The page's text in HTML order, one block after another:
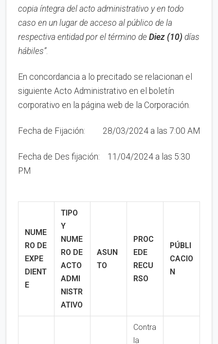
copia íntegra del acto administrativo y en todo
caso en un lugar de acceso al público de la
respectiva entidad por el término de Diez (10) días
hábiles”.
En concordancia a lo precitado se relacionan el
siguiente Acto Administrativo en el boletín
corporativo en la página web de la Corporación.
Fecha de Fijación: 28/03/2024 a las 7:00 AM
Fecha de Des fijación: 11/04/2024 a las 5:30
PM
NUME
RO DE
EXPE
DIENT
E
TIPO
Y
NUME
RO DE
ACTO
ADMI
NISTR
ATIVO
ASUN
TO
PROC
EDE
RECU
RSO
PÚBLI
CACIO
N
Contra
la